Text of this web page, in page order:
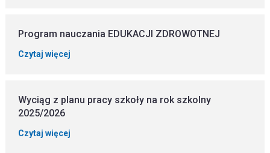
Program nauczania EDUKACJI ZDROWOTNEJ
Czytaj więcej
Wyciąg z planu pracy szkoły na rok szkolny
2025/2026
Czytaj więcej